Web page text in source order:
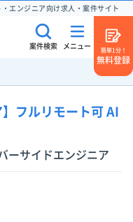
エンジニア向け求人・案件サイト
案件検索 メニュー
簡単1分！
無料登録
フルリモート可 AI
ーサイドエンジニア